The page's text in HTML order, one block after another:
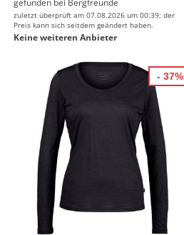
gefunden bei Bergfreunde
zuletzt überprüft am 07.08.2026 um 00:39; der
Preis kann sich seitdem geändert haben.
Keine weiteren Anbieter
- 37%